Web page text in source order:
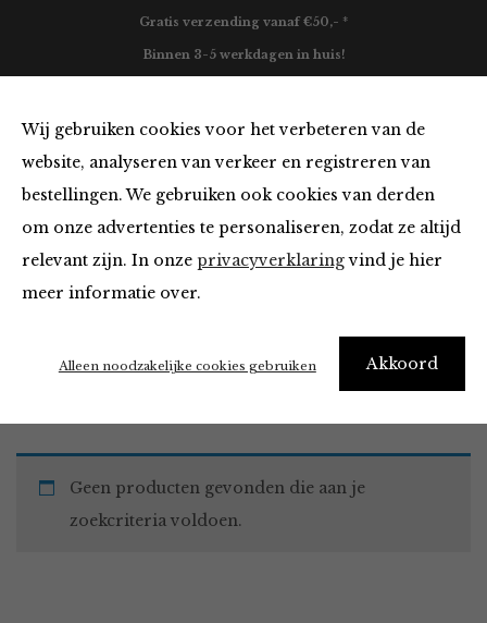
Wij gebruiken cookies voor het verbeteren van de
website, analyseren van verkeer en registreren van
bestellingen. We gebruiken ook cookies van derden
om onze advertenties te personaliseren, zodat ze altijd
relevant zijn. In onze privacyverklaringvind je hier
meer informatie over.
Akkoord
Alleen noodzakelijke cookies gebruiken
Gratis verzending vanaf €50,- *
Binnen 3-5 werkdagen in huis!
Must Haves
Home Winkel Accessoires Must Haves
Geen producten gevonden die aan je
zoekcriteria voldoen.